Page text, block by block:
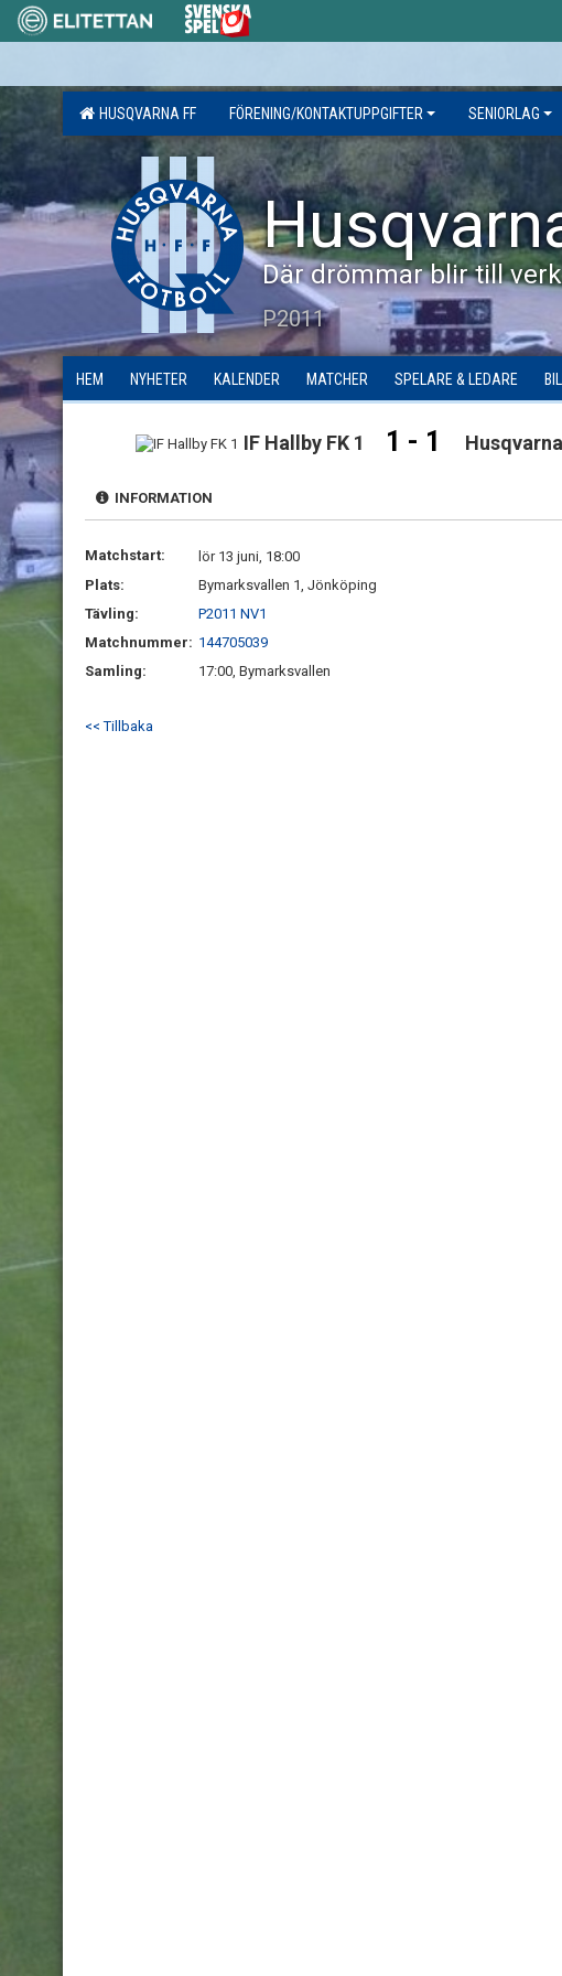
HUSQVARNA FF FÖRENING/KONTAKTUPPGIFTER SENIORLAG
Där drömmar blir till
P2011
HEM NYHETER KALENDER MATCHER SPELARE & LEDARE
IF Hallby FK 1 1 - 1
INFORMATION
Matchstart:
lör 13 juni, 18:00
Plats:
Bymarksvallen 1, Jönköping
Tävling:
P2011 NV1
Matchnummer: 144705039
Samling:
17:00, Bymarksvallen
<< Tillbaka